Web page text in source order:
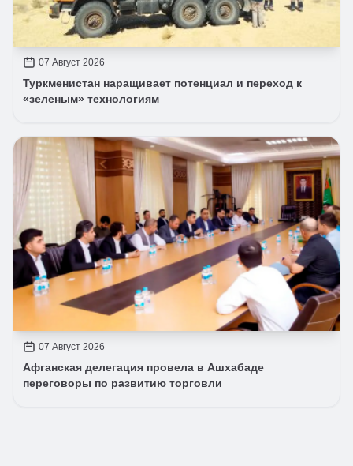
07 Август 2026
Туркменистан наращивает потенциал и переход к
«зеленым» технологиям
07 Август 2026
Афганская делегация провела в Ашхабаде
переговоры по развитию торговли